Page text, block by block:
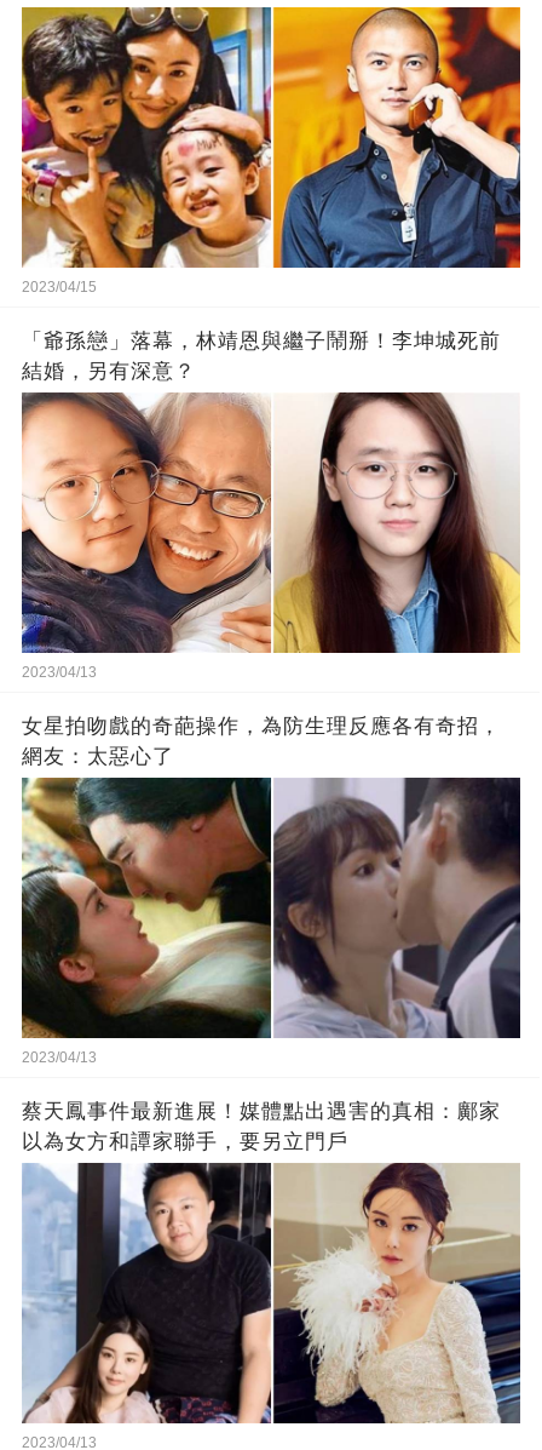
2023/04/15
「爺孫戀」落幕，林靖恩與繼子鬧掰！李坤城死前
結婚，另有深意？
2023/04/13
女星拍吻戲的奇葩操作，為防生理反應各有奇招，
網友：太惡心了
2023/04/13
蔡天鳳事件最新進展！媒體點出遇害的真相：鄺家
以為女方和譚家聯手，要另立門戶
2023/04/13